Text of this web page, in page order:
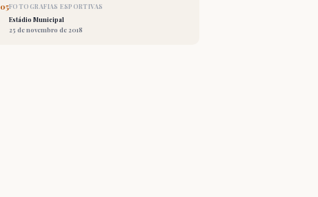
05FOTOGRAFIAS ESPORTIVAS
Estádio Municipal
25 de novembro de 2018